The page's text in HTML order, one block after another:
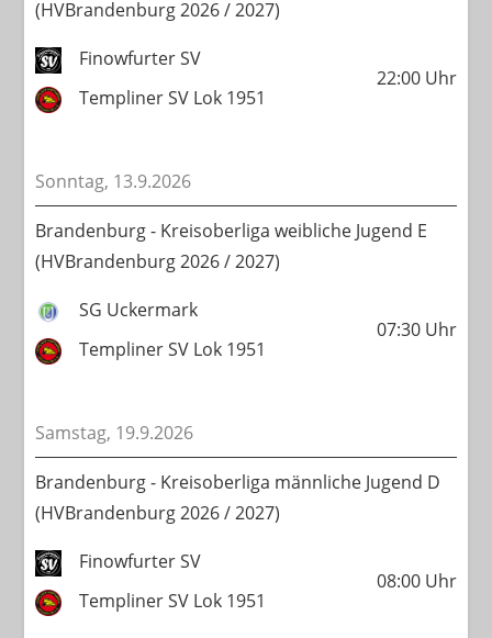
(HVBrandenburg 2026 / 2027)
Finowfurter SV
Templiner SV Lok 1951
22:00Uhr
Sonntag, 13.9.2026
Brandenburg - Kreisoberliga weibliche Jugend E
(HVBrandenburg 2026 / 2027)
SG Uckermark
Templiner SV Lok 1951
07:30Uhr
Samstag, 19.9.2026
Brandenburg - Kreisoberliga männliche Jugend D
(HVBrandenburg 2026 / 2027)
Finowfurter SV
Templiner SV Lok 1951
08:00Uhr